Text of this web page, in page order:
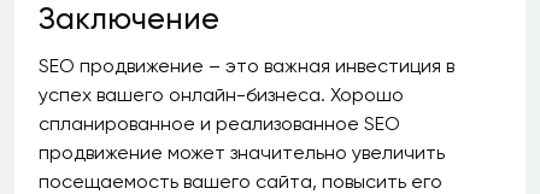
Заключение
SEO продвижение – это важная инвестиция в
успех вашего онлайн-бизнеса. Хорошо
спланированное и реализованное SEO
продвижение может значительно увеличить
посещаемость вашего сайта, повысить его